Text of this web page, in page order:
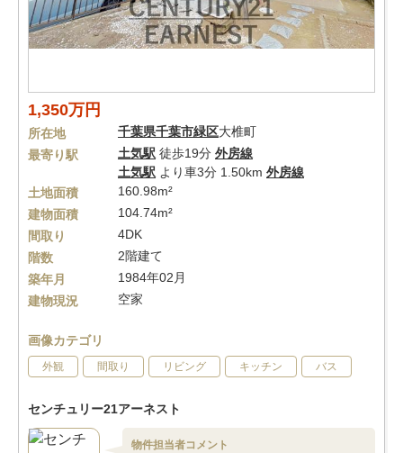
1,350万円
所在地 千葉県千葉市緑区大椎町
最寄り駅
土気駅 徒歩19分 外房線
土気駅 より車3分 1.50km 外房線
土地面積
160.98m²
建物面積
104.74m²
間取り
4DK
階数
2階建て
築年月
1984年02月
建物現況
空家
画像カテゴリ
外観 間取り リビング キッチン バス
センチュリー21アーネスト
物件担当者コメント